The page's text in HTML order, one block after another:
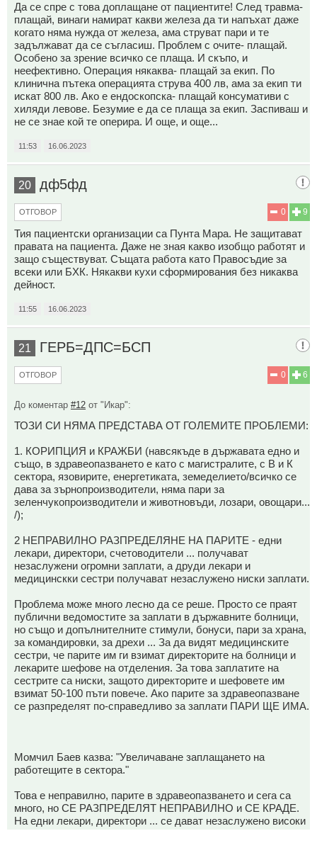
Да се спре с това доплащане от пациентите! След травма-
плащай, винаги намират какви железа да ти напъхат даже
когато няма нужда от железа, ама струват пари и те
задължават да се съгласиш. Проблем с очите- плащай.
Особено за зрение всичко се плаща. И скъпо, и
неефективно. Операция някаква- плащай за екип. По
клинична пътека операцията струва 400 лв, ама за екип ти
искат 800 лв. Ако е ендоскопска- плащай консумативи с
хиляди левове. Безумие е да се плаща за екип. Заспиваш и
не се знае кой те оперира. И още, и още...
11:53 16.06.2023
20 дф5фд
9
0
ОТГОВОР
Тия пациентски организации са Пунта Мара. Не защитават
правата на пациента. Даже не зная какво изобщо работят и
защо съществуват. Същата работа като Правосъдие за
всеки или БХК. Някакви кухи сформирования без никаква
дейност.
11:55 16.06.2023
21 ГЕРБ=ДПС=БСП
6
0
ОТГОВОР
До коментар #12 от "Икар":
ТОЗИ СИ НЯМА ПРЕДСТАВА ОТ ГОЛЕМИТЕ ПРОБЛЕМИ:
1. КОРИПЦИЯ и КРАЖБИ (навсякъде в държавата едно и
също, в здравеопазването е като с магистралите, с В и К
сектора, язовирите, енергетиката, земеделието/всичко се
дава за зърнопроизводители, няма пари за
зеленчукопроизводители и животновъди, лозари, овощари...
/);
2 НЕПРАВИЛНО РАЗПРЕДЕЛЯНЕ НА ПАРИТЕ - едни
лекари, директори, счетоводители ... получават
незаслужени огромни заплати, а друди лекари и
медицинскки сестри получават незаслужено ниски заплати.
Проблема може много лесно да се реше. Просто се праят
публични ведомостите за заплати в държавните болници,
но също и допълнителните стимули, бонуси, пари за храна,
за командировки, за дрехи ... За да видят медицинските
сестри, че парите им ги взимат директорите на болници и
лекарите шефове на отделения. За това заплатите на
сестрите са ниски, защото директорите и шефовете им
взимат 50-100 пъти повече. Ако парите за здравеопазване
се разпределят по-справедливо за заплати ПАРИ ЩЕ ИМА.
Момчил Баев казва: "Увеличаване заплащането на
работещите в сектора."
Това е неправилно, парите в здравеопазването и сега са
много, но СЕ РАЗПРЕДЕЛЯТ НЕПРАВИЛНО и СЕ КРАДЕ.
На едни лекари, директори ... се дават незаслужено високи